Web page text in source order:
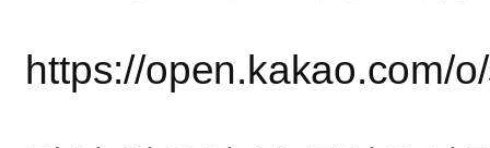
https://open.kakao.com/